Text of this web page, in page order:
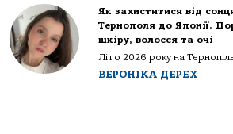
Як захиститися від
Тернополя до Японії.
шкіру, волосся та очі
Літо 2026 року на
ВЕРОНІКА ДЕРЕХ